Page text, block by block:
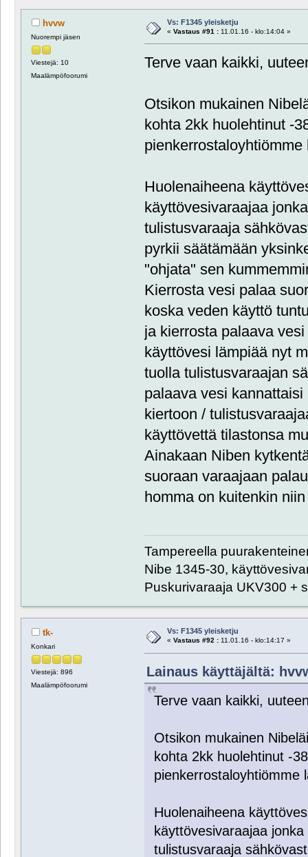
hvvw
Nuorempi jäsen
Viestejä: 10
Maalämpöfoorumi
Vs: F1345 yleisketju
« Vastaus #91 :11.01.16 - klo:14:04 »
Terve vaan kaikki,
Otsikon mukainen
kohta 2kk huolehtinut -
Huolenaiheena
käyttövesivaraajaa
tulistusvaraaja
pyrkii säätämään
"ohjata" sen
Kierrosta vesi palaa
koska veden käyttö
ja kierrosta palaava
käyttövesi lämpiää nyt
tuolla tulistusvaraajan
palaava vesi
kiertoon /
käyttövettä tilastonsa
Ainakaan Niben
suoraan varaajaan
homma on kuitenkin
Tampereella
Nibe 1345-30,
Puskurivaraaja UKV300 +
tk-
Konkari
Viestejä: 896
Maalämpöfoorumi
Vs: F1345 yleisketju
« Vastaus #92 :11.01.16 - klo:14:17 »
Lainaus käyttäjältä:
Terve vaan kaikki,
Otsikon mukainen
kohta 2kk huolehtinut -
pienkerrostaloyhtiömme
Huolenaiheena
käyttövesivaraajaa
tulistusvaraaja